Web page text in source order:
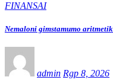
FINANSAI
Nemaloni gimstamumo
admin Rgp 8, 2026